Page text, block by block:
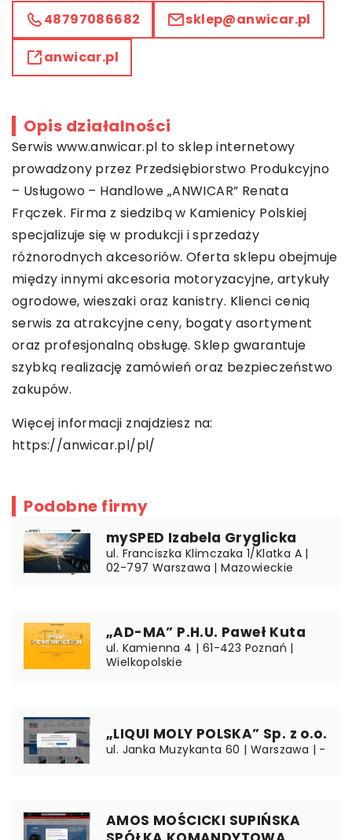
48797086682 sklep@anwicar.pl
anwicar.pl
Opis działalności
Serwis www.anwicar.pl to sklep internetowy
prowadzony przez Przedsiębiorstwo Produkcyjno
– Usługowo – Handlowe „ANWICAR” Renata
Frączek. Firma z siedzibą w Kamienicy Polskiej
specjalizuje się w produkcji i sprzedaży
różnorodnych akcesoriów. Oferta sklepu obejmuje
między innymi akcesoria motoryzacyjne, artykuły
ogrodowe, wieszaki oraz kanistry. Klienci cenią
serwis za atrakcyjne ceny, bogaty asortyment
oraz profesjonalną obsługę. Sklep gwarantuje
szybką realizację zamówień oraz bezpieczeństwo
zakupów.
Więcej informacji znajdziesz na:
https://anwicar.pl/pl/
Podobne firmy
mySPED Izabela Gryglicka
ul. Franciszka Klimczaka 1/Klatka A |
02-797 Warszawa | Mazowieckie
„AD-MA” P.H.U. Paweł Kuta
ul. Kamienna 4 | 61-423 Poznań |
Wielkopolskie
„LIQUI MOLY POLSKA” Sp. z o.o.
ul. Janka Muzykanta 60 | Warszawa | -
AMOS MOŚCICKI SUPIŃSKA